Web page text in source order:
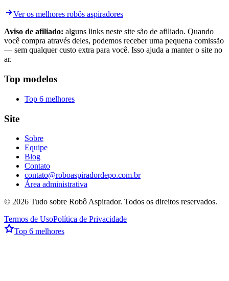
Ver os melhores robôs aspiradores
Aviso de afiliado: alguns links neste site são de afiliado. Quando
você compra através deles, podemos receber uma pequena comissão
— sem qualquer custo extra para você. Isso ajuda a manter o site no
ar.
Top modelos
Top 6 melhores
Site
Sobre
Equipe
Blog
Contato
contato@roboaspiradordepo.com.br
Área administrativa
© 2026 Tudo sobre Robô Aspirador. Todos os direitos reservados.
Termos de UsoPolítica de Privacidade
Top 6 melhores